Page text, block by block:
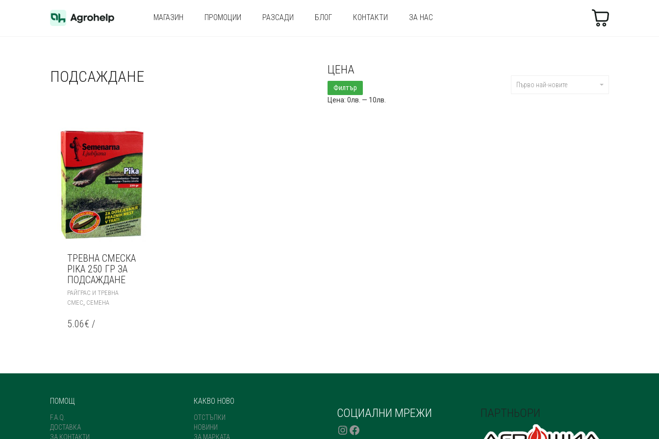
МАГАЗИН ПРОМОЦИИ РАЗСАДИ БЛОГ КОНТАКТИ ЗА НАС Търсене
ПОДСАЖДАНЕ Първо най-новите
ЦЕНА
Минимална
цена
Максимална
цена
Филтър
Цена: 0лв. — 10лв.
ТРЕВНА СМЕСКА
PIKA 250 ГР ЗА
ПОДСАЖДАНЕ
РАЙГРАС И ТРЕВНА
СМЕС, СЕМЕНА
5.06€ /
ПОМОЩ
F.A.Q.
ДОСТАВКА
ЗА КОНТАКТИ
КАКВО НОВО
ОТСТЪПКИ
НОВИНИ
ЗА МАРКАТА
СОЦИАЛНИ МРЕЖИ
INSTAGRAM
FACEBOOK
ПАРТНЬОРИ